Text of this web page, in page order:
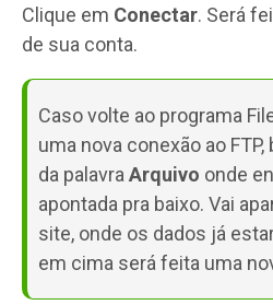
Clique em Conectar. Será
de sua conta.
Caso volte ao programa
uma nova conexão ao
da palavra Arquivo onde
apontada pra baixo. Vai
site, onde os dados já
em cima será feita uma